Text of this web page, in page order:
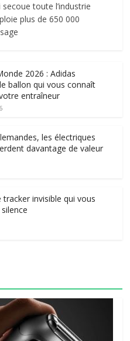
toute l’industrie
plus de 650 000
2026 : Adidas
ballon qui vous connaît
entraîneur
les électriques
davantage de valeur
tracker invisible qui vous